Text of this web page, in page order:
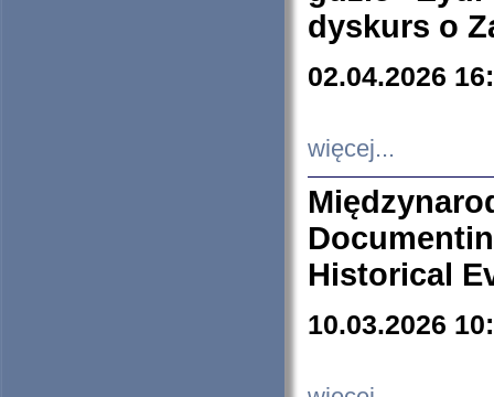
dyskurs o
02.04.2026
więcej...
Historical
10.03.2026